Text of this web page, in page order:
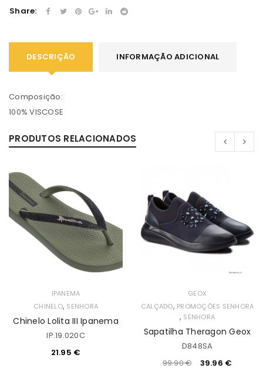
Share:
DESCRIÇÃO INFORMAÇÃO ADICIONAL
Composição:
100% VISCOSE
PRODUTOS RELACIONADOS
IPANEMA
CHINELO, SENHORA
Chinelo Lolita III Ipanema
IP.19.020C
21.95 €
GEOX
CALÇADO, PROMOÇÕES SENHORA
, SENHORA
Sapatilha Theragon Geox
D848SA
99.90€ 39.96 €